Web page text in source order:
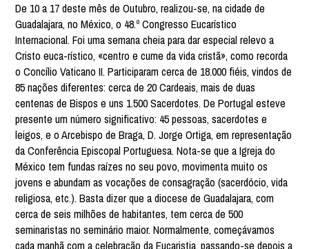
De 10 a 17 deste mês de Outubro, realizou-se, na cidade de
Guadalajara, no México, o 48.º Congresso Eucarístico
Internacional. Foi uma semana cheia para dar especial relevo a
Cristo euca-rístico, «centro e cume da vida cristã», como recorda
o Concílio Vaticano II. Participaram cerca de 18.000 fiéis, vindos de
85 nações diferentes: cerca de 20 Cardeais, mais de duas
centenas de Bispos e uns 1.500 Sacerdotes. De Portugal esteve
presente um número significativo: 45 pessoas, sacerdotes e
leigos, e o Arcebispo de Braga, D. Jorge Ortiga, em representação
da Conferência Episcopal Portuguesa. Nota-se que a Igreja do
México tem fundas raízes no seu povo, movimenta muito os
jovens e abundam as vocações de consagração (sacerdócio, vida
religiosa, etc.). Basta dizer que a diocese de Guadalajara, com
cerca de seis milhões de habitantes, tem cerca de 500
seminaristas no seminário maior. Normalmente, começávamos
cada manhã com a celebração da Eucaristia, passando-se depois a